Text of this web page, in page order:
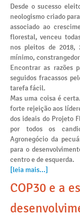
Desde o sucesso
neologismo criado
associado ao
florestal, venceu
nos pleitos de 2018,
mínimo,
Encontrar as razões
seguidos fracassos
tarefa fácil.
Mas uma coisa é
forte rejeição aos
dos ideais do Projeto
por todos os
Agronegócio da
para o
centro e de esquerda.
[leia mais...]
COP30 e a